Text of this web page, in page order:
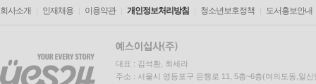
회사소개 인재채용 이용약관 개인정보처리방침 청소년보호정책 도서홍보안내
대표 : 김석환, 최세라
주소 : 서울시 영등포구 은행로 11, 5층~6층(여의도동,일신